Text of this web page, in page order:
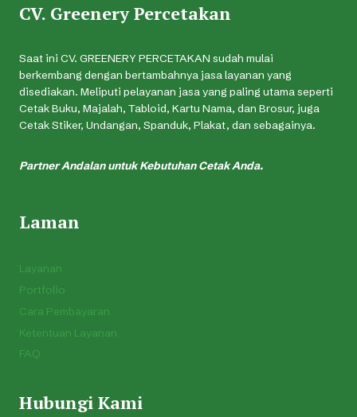
CV. Greenery Percetakan
Saat ini CV. GREENERY PERCETAKAN sudah mulai
berkembang dengan bertambahnya jasa layanan yang
disediakan. Meliputi pelayanan jasa yang paling utama seperti
Cetak Buku, Majalah, Tabloid, Kartu Nama, dan Brosur, juga
Cetak Stiker, Undangan, Spanduk, Plakat, dan sebagainya.
Partner Andalan untuk Kebutuhan Cetak Anda.
Laman
Layanan
Portfolio
Cara Pembayaran
Ketentuan Layanan
FAQ
Hubungi Kami